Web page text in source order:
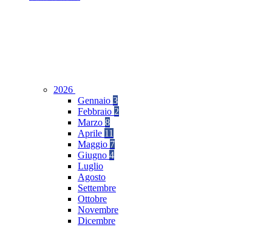
2026
Gennaio 3
Febbraio 2
Marzo 8
Aprile 11
Maggio 7
Giugno 4
Luglio
Agosto
Settembre
Ottobre
Novembre
Dicembre